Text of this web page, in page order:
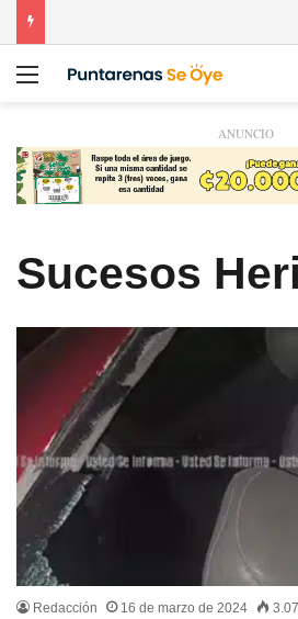
Menú
ANUNCIO
Sucesos
Redacción 16 de marzo de 2024